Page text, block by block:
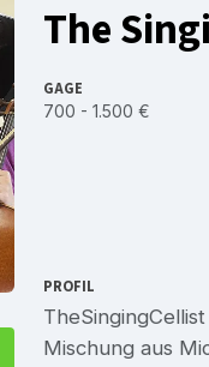
The
GAGE
700 - 1.500 €
PROFIL
Mischung aus